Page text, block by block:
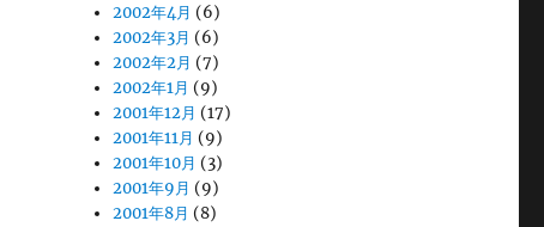
2002年4月 (6)
2002年3月 (6)
2002年2月 (7)
2002年1月 (9)
2001年12月 (17)
2001年11月 (9)
2001年10月 (3)
2001年9月 (9)
2001年8月 (8)